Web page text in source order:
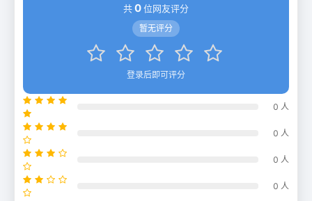
共0位网友评分
暂无评分
登录后即可评分
0 人
0 人
0 人
0 人